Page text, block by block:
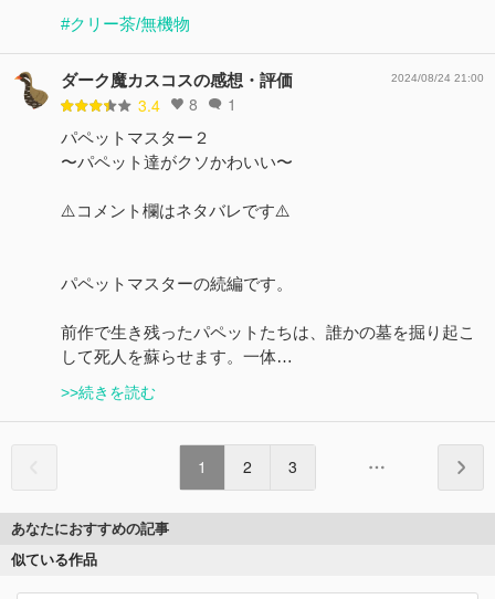
#クリー茶/無機物
ダーク魔カスコスの感想・評価
3.4 8 1
2024/08/24 21:00
パペットマスター２
〜パペット達がクソかわいい〜
⚠️コメント欄はネタバレです⚠️
パペットマスターの続編です。
前作で生き残ったパペットたちは、誰かの墓を掘り起こ
して死人を蘇らせます。一体…
>>続きを読む
1 2 3
あなたにおすすめの記事
似ている作品